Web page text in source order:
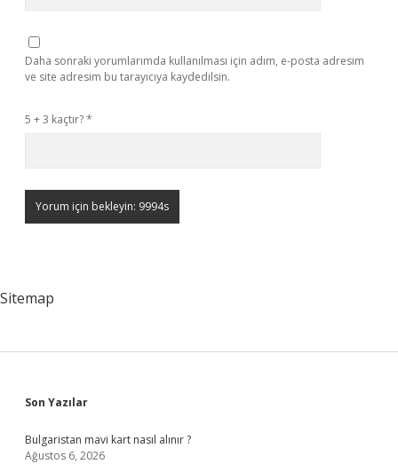
Daha sonraki yorumlarımda kullanılması için adım, e-posta adresim
ve site adresim bu tarayıcıya kaydedilsin.
5 + 3 kaçtır?*
Sitemap
Sidebar
Son Yazılar
Bulgaristan mavi kart nasıl alınır ?
Ağustos 6, 2026